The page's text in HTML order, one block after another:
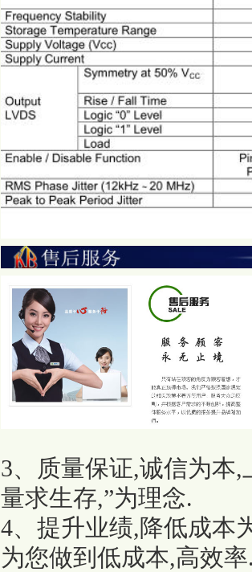
3、质量保证,诚信为本
量求生存,”为理念.
4、提升业绩,降低成本
为您做到低成本,高效